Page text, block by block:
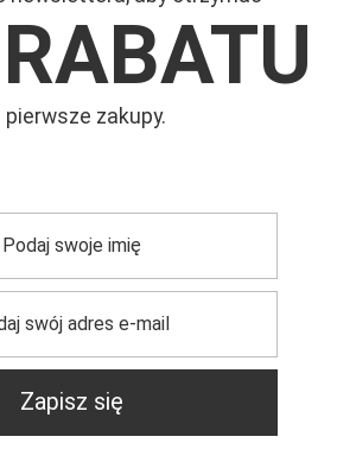
, co zapewnia komfort
zapewnia swobodę
na różnorodne okoliczności – od
siebie, i pozwól sobie na
Twoją garderobę,która nigdy
Masz pytania?
pierwsze zakupy.
Zapisz się